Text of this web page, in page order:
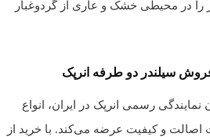
را در محیطی خشک و عاری از گردوغبار
سیلندر دو طرفه انرپک
نمایندگی رسمی انرپک در ایران، انواع
اصالت و کیفیت عرضه می‌کند. با خرید از